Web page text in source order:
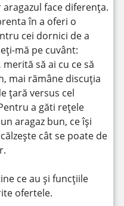
face diferența.
în a oferi o
cei dornici de a
mă pe cuvânt:
merită să ai cu ce să
mai rămâne discuția
țară versus cel
a găti rețele
aragaz bun, ce își
cât se poate de
ce au și funcțiile
ofertele.